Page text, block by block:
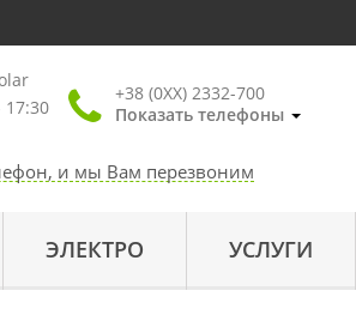
+38 (0XX) 2332-700
Показать телефоны
и мы Вам перезвоним
ЭЛЕКТРО УСЛУГИ